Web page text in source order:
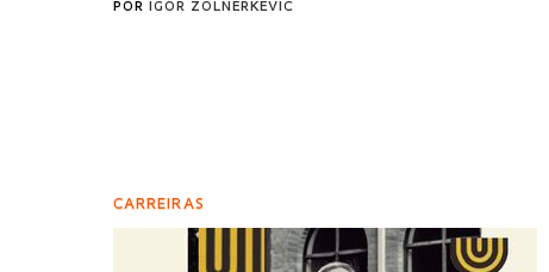
POR IGOR ZOLNERKEVIC
CARREIRAS